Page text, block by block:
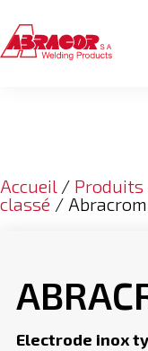
Accueil / Produits
classé /
Electrode inox